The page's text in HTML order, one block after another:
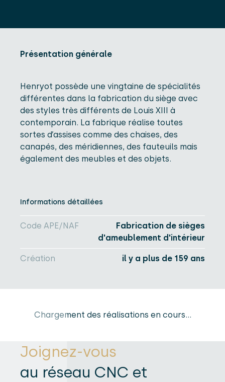
Présentation générale
Henryot possède une vingtaine de spécialités
différentes dans la fabrication du siège avec
des styles très différents de Louis XIII à
contemporain. La fabrique réalise toutes
sortes d’assises comme des chaises, des
canapés, des méridiennes, des fauteuils mais
également des meubles et des objets.
Informations détaillées
Code APE/NAF
Fabrication de sièges
d'ameublement d'intérieur
Création il y a plus de 159 ans
Chargement des réalisations en cours...
Joignez-vous
au réseau CNC et